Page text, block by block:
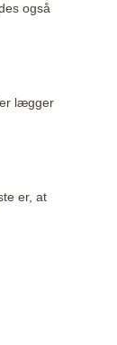
også
lægger
er, at